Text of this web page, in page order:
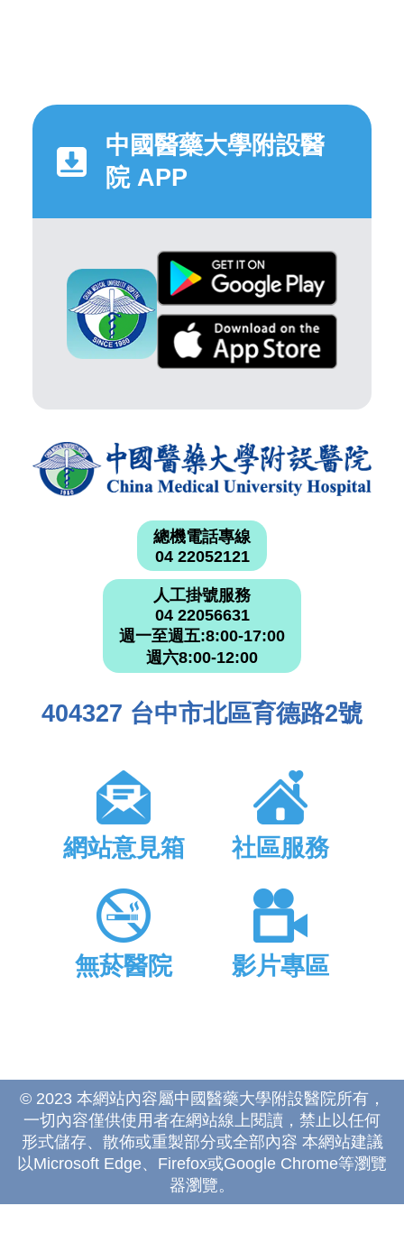
中國醫藥大學附設醫
院 APP
總機電話專線
04 22052121
人工掛號服務
04 22056631
週一至週五:8:00-17:00
週六8:00-12:00
404327 台中市北區育德路2號
網站意見箱 社區服務
無菸醫院 影片專區
© 2023 本網站內容屬中國醫藥大學附設醫院所有，
一切內容僅供使用者在網站線上閱讀，禁止以任何
形式儲存、散佈或重製部分或全部內容 本網站建議
以Microsoft Edge、Firefox或Google Chrome等瀏覽
器瀏覽。